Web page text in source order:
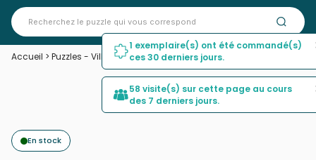
Accueil > Puzzles - Villes et Villages >Doors of USA
En stock
1 exemplaire(s) ont été commandé(s)
ces 30 derniers jours.
58 visite(s) sur cette page au cours
des 7 derniers jours.